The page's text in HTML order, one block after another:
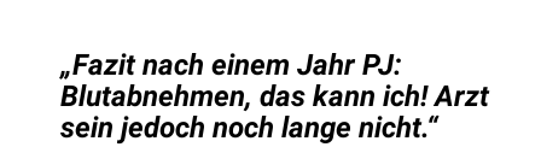
„Fazit nach einem Jahr PJ:
Blutabnehmen, das kann ich! Arzt
sein jedoch noch lange nicht.“